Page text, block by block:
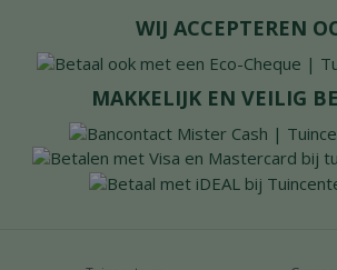
WIJ ACCEPTEREN
MAKKELIJK EN VEILIG